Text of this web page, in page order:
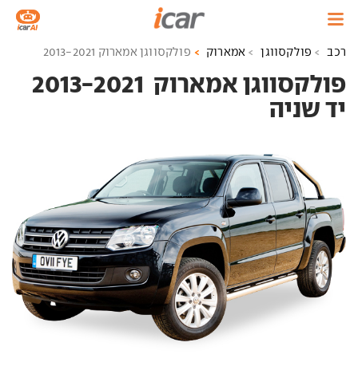
רכב פולקסווגן אמארוק פולקסווגן אמארוק 2013-2021
פולקסווגן אמארוק ‏ 2013-2021
יד שניה